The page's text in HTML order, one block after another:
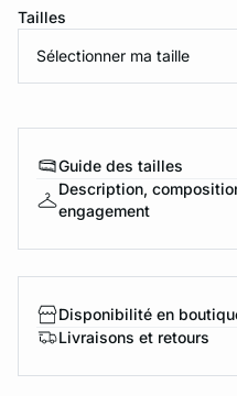
Tailles
Sélectionner ma taille
Guide des tailles
Description,
engagement
Disponibilité en
Livraisons et retours